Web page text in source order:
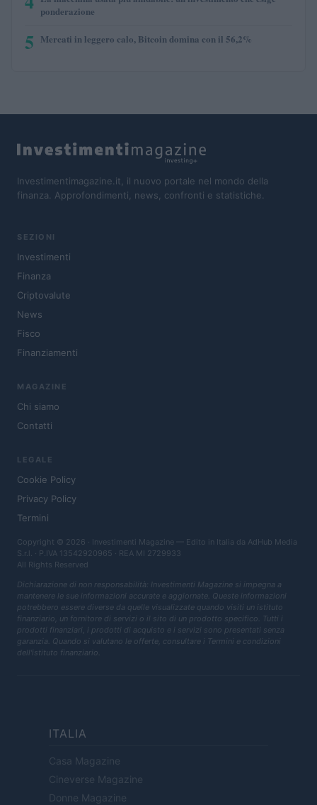
ponderazione
5 Mercati in leggero calo, Bitcoin domina con il 56,2%
Investimentimagazine.it, il nuovo portale nel mondo della
finanza. Approfondimenti, news, confronti e statistiche.
SEZIONI
Investimenti
Finanza
Criptovalute
News
Fisco
Finanziamenti
MAGAZINE
Chi siamo
Contatti
LEGALE
Cookie Policy
Privacy Policy
Termini
Copyright © 2026 · Investimenti Magazine — Edito in Italia da AdHub Media
S.r.l. · P.IVA 13542920965 · REA MI 2729933
All Rights Reserved
Dichiarazione di non responsabilità: Investimenti Magazine si impegna a
mantenere le sue informazioni accurate e aggiornate. Queste informazioni
potrebbero essere diverse da quelle visualizzate quando visiti un istituto
finanziario, un fornitore di servizi o il sito di un prodotto specifico. Tutti i
prodotti finanziari, i prodotti di acquisto e i servizi sono presentati senza
garanzia. Quando si valutano le offerte, consultare i Termini e condizioni
dell'istituto finanziario.
ITALIA
Casa Magazine
Cineverse Magazine
Donne Magazine